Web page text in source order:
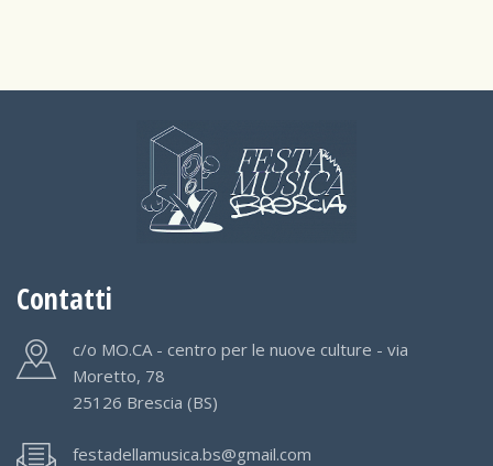
Contatti
c/o MO.CA - centro per le nuove culture - via
Moretto, 78
25126 Brescia (BS)
festadellamusica.bs@gmail.com